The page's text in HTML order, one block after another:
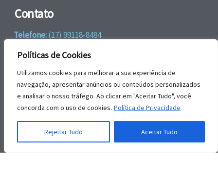
Políticas de Cookies
Utilizamos cookies para melhorar a sua experiência de
navegação, apresentar anúncios ou conteúdos personalizados
e analisar o nosso tráfego. Ao clicar em "Aceitar Tudo", você
concorda com o uso de cookies. Política de Privacidade
Rejeitar Tudo Aceitar Tudo
Contato
Telefone:(17) 99118-8484
WhatsApp:+55 (17) 99118-8484
email:faleconosco@gbrengenharia.com
Rua Jatai, nº 81
Jardim das Paineiras, Ilha Solteira – SP